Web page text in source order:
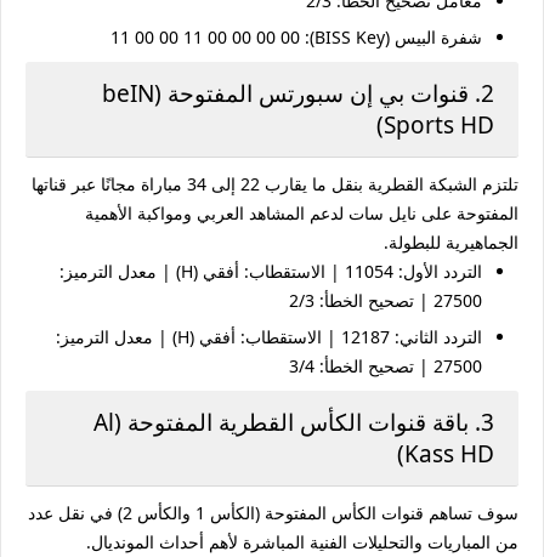
شفرة البيس (BISS Key):
11 00 00 11 00 00 00 00
2. قنوات بي إن سبورتس المفتوحة (beIN
Sports HD)
تلتزم الشبكة القطرية بنقل ما يقارب 22 إلى 34 مباراة مجانًا عبر قناتها
المفتوحة على نايل سات لدعم المشاهد العربي ومواكبة الأهمية
الجماهيرية للبطولة.
التردد الأول:
الاستقطاب: أفقي (H) |
معدل الترميز:
27500 |
تصحيح الخطأ:
التردد الثاني:
الاستقطاب: أفقي (H) |
معدل الترميز:
27500 |
تصحيح الخطأ:
3. باقة قنوات الكأس القطرية المفتوحة (Al
Kass HD)
سوف تساهم قنوات الكأس المفتوحة (الكأس 1 والكأس 2) في نقل عدد
من المباريات والتحليلات الفنية المباشرة لأهم أحداث المونديال.